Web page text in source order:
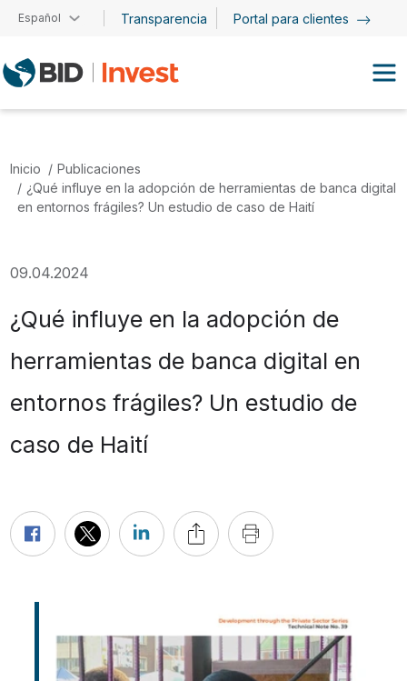
Pasar al contenido principal
Español Transparencia Portal para clientes
Inicio
Publicaciones
¿Qué influye en la adopción de herramientas de banca digital
en entornos frágiles? Un estudio de caso de Haití
09.04.2024
¿Qué influye en la adopción de
herramientas de banca digital en
entornos frágiles? Un estudio de
caso de Haití